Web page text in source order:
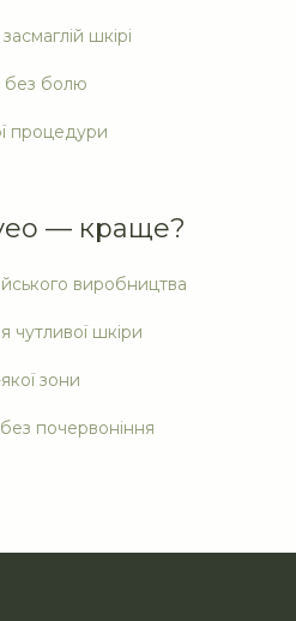
шкірі
без болю
процедури
— краще?
виробництва
чутливої шкіри
зони
почервоніння